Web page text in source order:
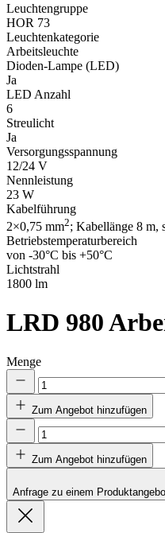
Leuchtengruppe
HOR 73
Leuchtenkategorie
Arbeitsleuchte
Dioden-Lampe (LED)
Ja
LED Anzahl
6
Streulicht
Ja
Versorgungsspannung
12/24 V
Nennleistung
23 W
Kabelführung
2×0,75 mm2; Kabellänge 8 m,
Betriebstemperaturbereich
von -30°C bis +50°C
Lichtstrahl
1800 lm
LRD 980
Menge
Zum Angebot hinzufügen
Zum Angebot hinzufügen
Anfrage zu einem